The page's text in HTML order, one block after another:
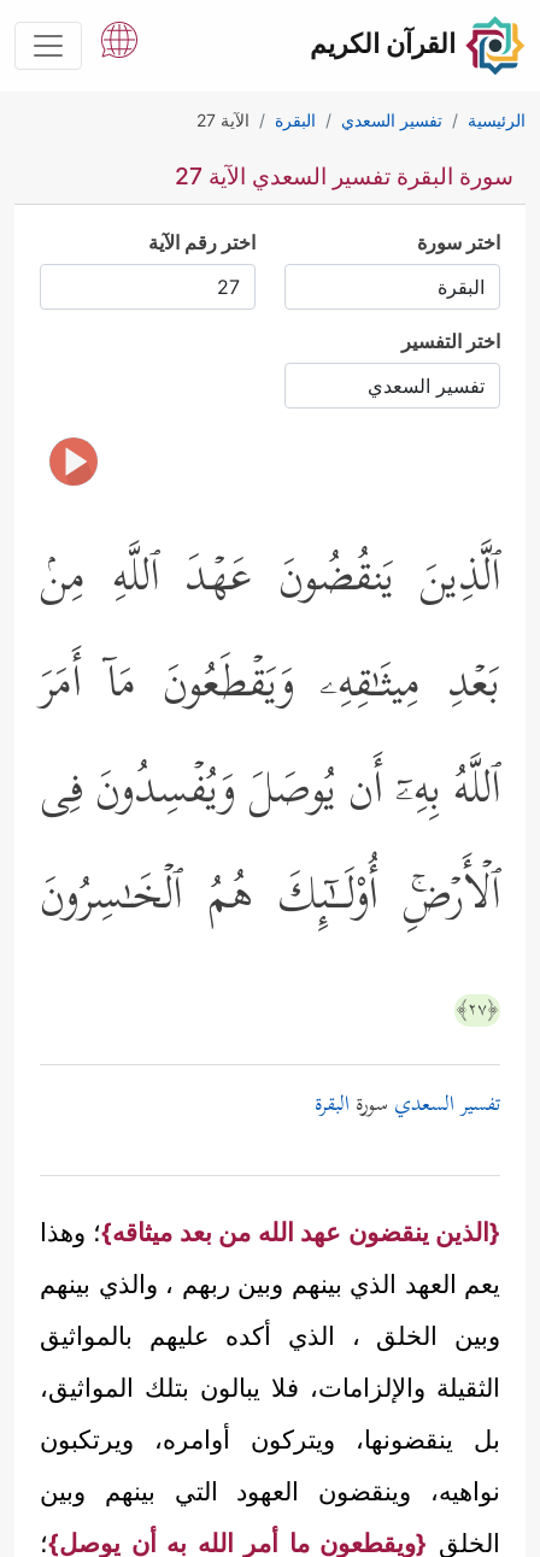
القرآن الكريم
الرئيسية تفسير السعدي البقرة الآية 27
سورة البقرة تفسير السعدي الآية 27
اختر سورة اختر رقم الآية
اختر التفسير
ٱلَّذِینَ یَنقُضُونَ عَهۡدَ ٱللَّهِ مِنۢ
بَعۡدِ مِیثَـٰقِهِۦ وَیَقۡطَعُونَ مَاۤ أَمَرَ
ٱللَّهُ بِهِۦۤ أَن یُوصَلَ وَیُفۡسِدُونَ فِی
ٱلۡأَرۡضِۚ أُوْلَــٰۤىِٕكَ هُمُ ٱلۡخَـٰسِرُونَ
﴿٢٧﴾
تفسير السعدي سورة البقرة
{الذين ينقضون عهد الله من بعد ميثاقه}؛ وهذا
يعم العهد الذي بينهم وبين ربهم ، والذي بينهم
وبين الخلق ، الذي أكده عليهم بالمواثيق
الثقيلة والإلزامات، فلا يبالون بتلك المواثيق،
بل ينقضونها، ويتركون أوامره، ويرتكبون
نواهيه، وينقضون العهود التي بينهم وبين
الخلق {ويقطعون ما أمر الله به أن يوصل}؛